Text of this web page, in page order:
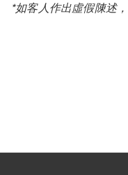
*如客人作出虛假陳述